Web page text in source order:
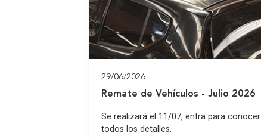
29/06/2026
Remate de Vehículos - Julio 2026
Se realizará el 11/07, entra para conocer
todos los detalles.